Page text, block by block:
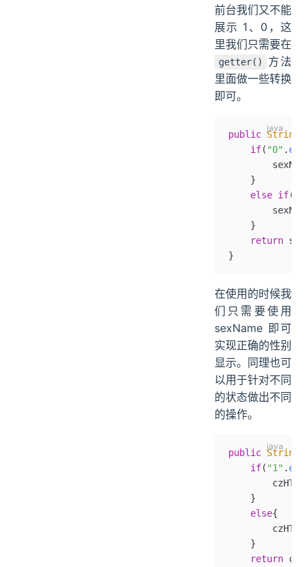
前台我们又不能
展示 1、0，这
里我们只需要在
getter()
方法
里面做一些转换
即可。
public String
    if
( "0" .
    }
    else
if(
    }
    return
}
在使用的时候我
们只需要使用
sexName 即可
实现正确的性别
显示。同理也可
以用于针对不同
的状态做出不同
的操作。
public String
    if
( "1" .
    }
    else
{
    }
    return